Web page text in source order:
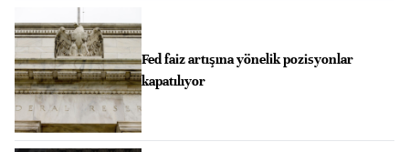
Fed faiz artışına yönelik pozisyonlar
kapatılıyor